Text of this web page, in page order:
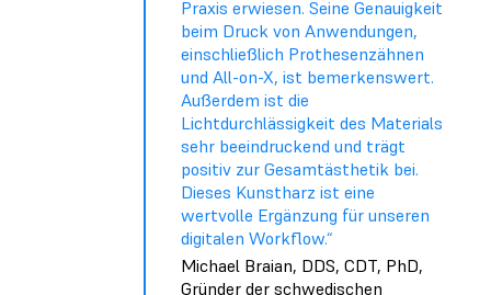
Praxis erwiesen. Seine Genauigkeit
beim Druck von Anwendungen,
einschließlich Prothesenzähnen
und All-on-X, ist bemerkenswert.
Außerdem ist die
Lichtdurchlässigkeit des Materials
sehr beeindruckend und trägt
positiv zur Gesamtästhetik bei.
Dieses Kunstharz ist eine
wertvolle Ergänzung für unseren
digitalen Workflow.“
Michael Braian, DDS, CDT, PhD,
Gründer der schwedischen